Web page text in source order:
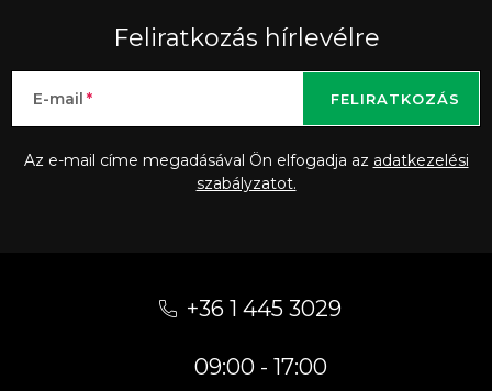
Feliratkozás hírlevélre
E-mail
Az e-mail címe megadásával Ön elfogadja az adatkezelési
szabályzatot.
FELIRATKOZÁS
+36 1 445 3029
09:00 - 17:00